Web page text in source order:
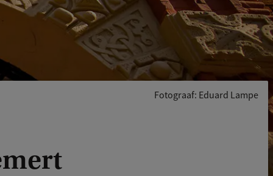
Fotograaf: Eduard Lampe